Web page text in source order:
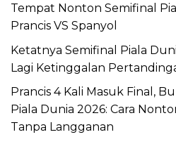
Tempat Nonton Semifinal
Prancis VS Spanyol
Ketatnya Semifinal Piala
Lagi Ketinggalan
Prancis 4 Kali Masuk Final,
Piala Dunia 2026: Cara
Tanpa Langganan